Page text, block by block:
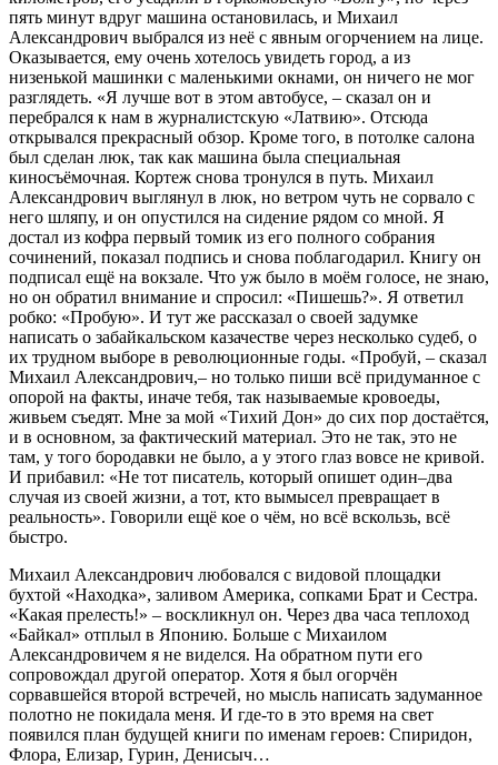
пять минут вдруг машина остановилась, и Михаил
Александрович выбрался из неё с явным огорчением на лице.
Оказывается, ему очень хотелось увидеть город, а из
низенькой машинки с маленькими окнами, он ничего не мог
разглядеть. «Я лучше вот в этом автобусе, – сказал он и
перебрался к нам в журналистскую «Латвию». Отсюда
открывался прекрасный обзор. Кроме того, в потолке салона
был сделан люк, так как машина была специальная
киносъёмочная. Кортеж снова тронулся в путь. Михаил
Александрович выглянул в люк, но ветром чуть не сорвало с
него шляпу, и он опустился на сидение рядом со мной. Я
достал из кофра первый томик из его полного собрания
сочинений, показал подпись и снова поблагодарил. Книгу он
подписал ещё на вокзале. Что уж было в моём голосе, не знаю,
но он обратил внимание и спросил: «Пишешь?». Я ответил
робко: «Пробую». И тут же рассказал о своей задумке
написать о забайкальском казачестве через несколько судеб, о
их трудном выборе в революционные годы. «Пробуй, – сказал
Михаил Александрович,– но только пиши всё придуманное с
опорой на факты, иначе тебя, так называемые кровоеды,
живьем съедят. Мне за мой «Тихий Дон» до сих пор достаётся,
и в основном, за фактический материал. Это не так, это не
там, у того бородавки не было, а у этого глаз вовсе не кривой.
И прибавил: «Не тот писатель, который опишет один–два
случая из своей жизни, а тот, кто вымысел превращает в
реальность». Говорили ещё кое о чём, но всё вскользь, всё
быстро.
Михаил Александрович любовался с видовой площадки
бухтой «Находка», заливом Америка, сопками Брат и Сестра.
«Какая прелесть!» – воскликнул он. Через два часа теплоход
«Байкал» отплыл в Японию. Больше с Михаилом
Александровичем я не виделся. На обратном пути его
сопровождал другой оператор. Хотя я был огорчён
сорвавшейся второй встречей, но мысль написать задуманное
полотно не покидала меня. И где-то в это время на свет
появился план будущей книги по именам героев: Спиридон,
Флора, Елизар, Гурин, Денисыч…